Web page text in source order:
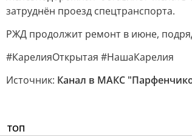
затруднён проезд спецтранспорта.
РЖД продолжит ремонт в июне,
#КарелияОткрытая #НашаКарелия
Источник: Канал в МАКС
ТОП